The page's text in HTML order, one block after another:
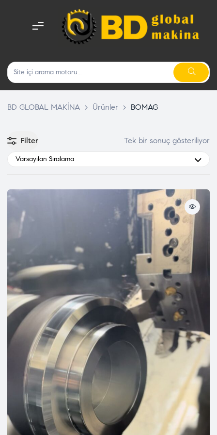
BD GLOBAL MAKİNA > Ürünler > BOMAG
Filter Tek bir sonuç gösteriliyor
Varsayılan Sıralama